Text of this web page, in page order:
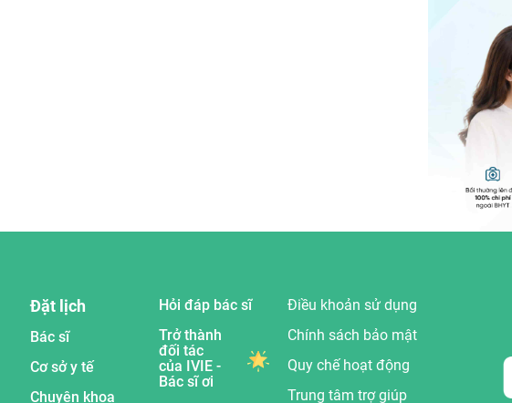
Đặt lịch
Bác sĩ
Cơ sở y tế
Chuyên khoa
Hỏi đáp bác sĩ
Trở thành
đối tác
của IVIE -
Bác sĩ ơi
Điều khoản sử dụng
Chính sách bảo mật
Quy chế hoạt động
Trung tâm trợ giúp